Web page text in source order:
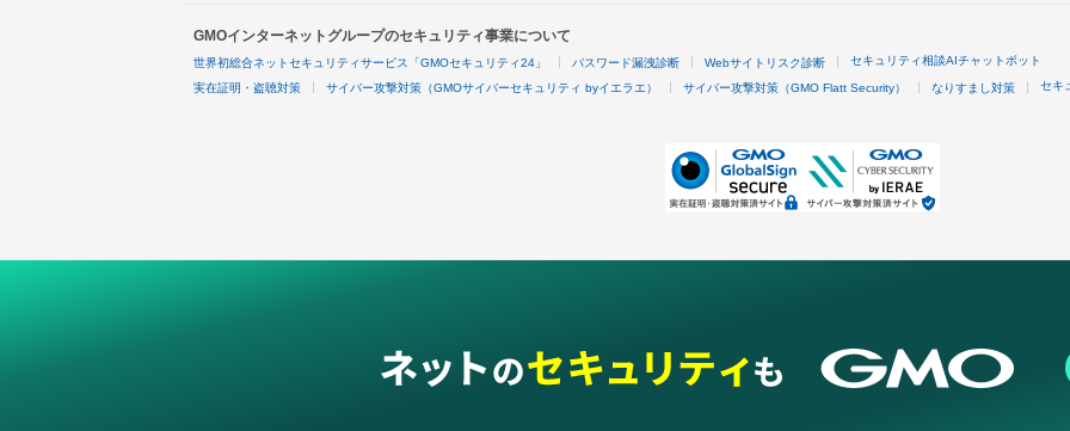
GMOインターネットグループのセキュリティ事業について
世界初総合ネットセキュリティサービス「GMOセキュリティ24」 パスワード漏洩診断 Webサイトリスク診断 セキュリティ相談AIチャットボット
実在証明・盗聴対策 サイバー攻撃対策（GMOサイバーセキュリティ byイエラエ） サイバー攻撃対策（GMO Flatt Security） なりすまし対策 セキ